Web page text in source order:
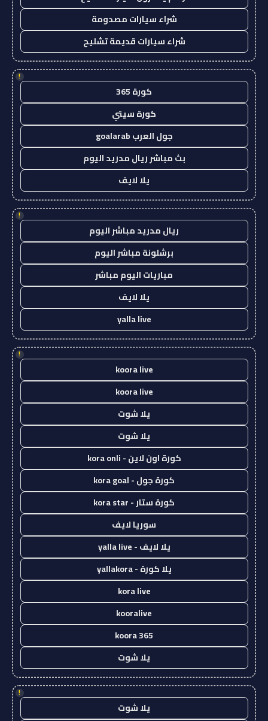
شراء سيارات مصدومة
شراء سيارات قديمة تشليح
!
كورة 365
كورة سيتي
جول العرب goalarab
بث مباشر ريال مدريد اليوم
يلا لايف
!
ريال مدريد مباشر اليوم
برشلونة مباشر اليوم
مباريات اليوم مباشر
يلا لايف
yalla live
!
koora live
koora live
يلا شوت
يلا شوت
كورة اون لاين - kora onli
كورة جول - kora goal
كورة ستار - kora star
سوريا لايف
يلا لايف - yalla live
يلا كورة - yallakora
kora live
kooralive
koora 365
يلا شوت
!
يلا شوت